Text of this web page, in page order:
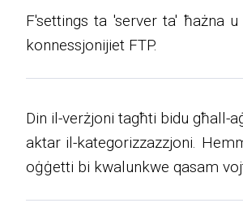
F'settings ta 'server ta' ħażna
konnessjonijiet FTP.
Din il-verżjoni tagħti bidu għall-
aktar il-kategorizzazzjoni.
oġġetti bi kwalunkwe qasam